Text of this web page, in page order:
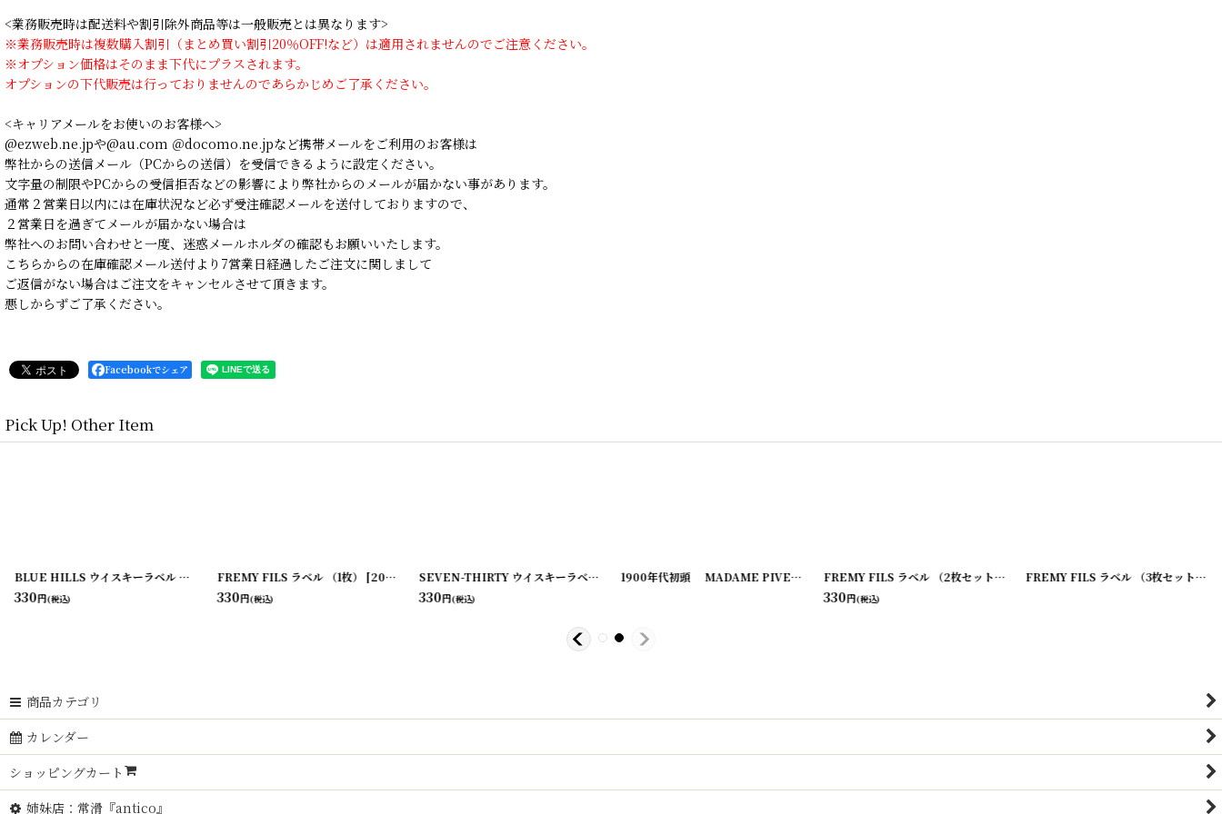
<業務販売時は配送料や割引除外商品等は一般販売とは異なります>
※業務販売時は複数購入割引（まとめ買い割引20％OFF!など）は適用されませんのでご注意ください。
※オプション価格はそのまま下代にプラスされます。
オプションの下代販売は行っておりませんのであらかじめご了承ください。
<キャリアメールをお使いのお客様へ>
@ezweb.ne.jpや@au.com ＠docomo.ne.jpなど携帯メールをご利用のお客様は
弊社からの送信メール（PCからの送信）を受信できるように設定ください。
文字量の制限やPCからの受信拒否などの影響により弊社からのメールが届かない事があります。
通常２営業日以内には在庫状況など必ず受注確認メールを送付しておりますので、
２営業日を過ぎてメールが届かない場合は
弊社へのお問い合わせと一度、迷惑メールホルダの確認もお願いいたします。
こちらからの在庫確認メール送付より7営業日経過したご注文に関しまして
ご返信がない場合はご注文をキャンセルさせて頂きます。
悪しからずご了承ください。
Facebookでシェア
Pick Up! Other Item
[20200407-5] BLUE HILLS ウイスキーラベル （2枚セット） [20200407-11 ]
330円(税込)
FREMY FILS ラベル （1枚） [20200407-16 ]
330円(税込)
SEVEN-THIRTY ウイスキーラベル L（2枚セット） [20200407-15 ]
330円(税込)
1900年代初頭 MADAME PIVET'S コスメラベル （1枚） [20200407-18]
FREMY FILS ラベル （2枚セット） 20200407-17]
330円(税込)
FREMY FILS ラベル （3枚セット）
商品カテゴリ
カレンダー
ショッピングカート
姉妹店：常滑『antico』